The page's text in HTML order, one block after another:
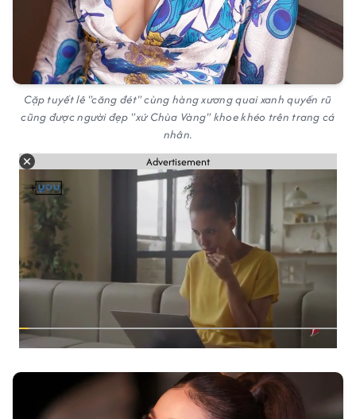
Cặp tuyết lê "căng đét" cùng hàng xương quai xanh quyến rũ
cũng được người đẹp "xứ Chùa Vàng" khoe khéo trên trang cá
nhân.
Advertisement